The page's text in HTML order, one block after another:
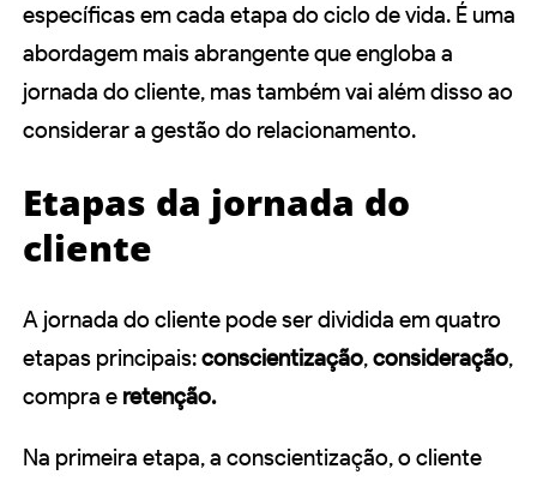
específicas em cada etapa do ciclo de vida. É uma
abordagem mais abrangente que engloba a
jornada do cliente, mas também vai além disso ao
considerar a gestão do relacionamento.
Etapas da jornada do
cliente
A jornada do cliente pode ser dividida em quatro
etapas principais:conscientização,consideração,
compra e retenção.
Na primeira etapa, a conscientização, o cliente